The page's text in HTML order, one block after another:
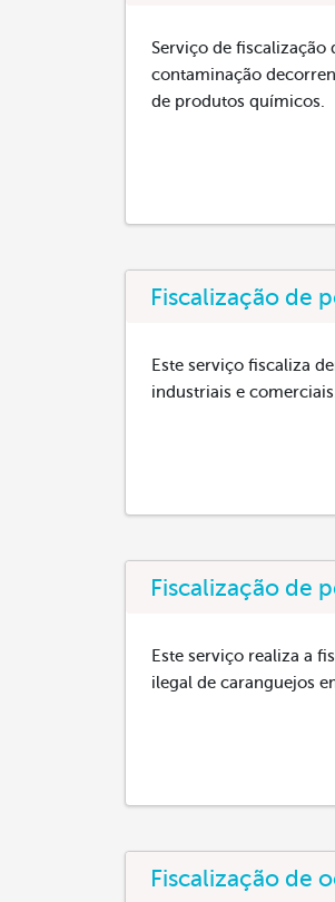
Serviço de fiscalização
contaminação
de produtos químicos.
Fiscalização de
Este serviço fiscaliza
industriais e comerciais.
Fiscalização de
Este serviço realiza a
ilegal de caranguejos
Fiscalização de